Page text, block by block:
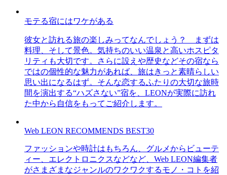
モテる宿にはワケがある
彼女と訪れる旅の楽しみってなんでしょう？ まずは
料理、そして景色。気持ちのいい温泉と高いホスピタ
リティも大切です。さらに設えや歴史などその宿なら
ではの個性的な魅力があれば、旅はきっと素晴らしい
思い出になるはず。そんな恋するふたりの大切な旅時
間を演出する“ハズさない”宿を、LEONが実際に訪れ
た中から自信をもってご紹介します。
Web LEON RECOMMENDS BEST30
ファッションや時計はもちろん、グルメからビューテ
ィー、エレクトロニクスなどなど、Web LEON編集者
がさまざまなジャンルのワクワクするモノ・コトを紹